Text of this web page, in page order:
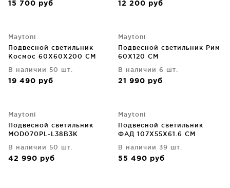
15 700 руб 12 200 руб
Maytoni
Подвесной светильник
Космос 60X60X200 CM
В наличии 50 шт.
19 490 руб
Maytoni
Подвесной светильник Рим
60X120 CM
В наличии 6 шт.
21 990 руб
Maytoni
Подвесной светильник
MOD070PL-L38B3K
В наличии 50 шт.
42 990 руб
Maytoni
Подвесной светильник
ФАД 107X55X61.6 CM
В наличии 39 шт.
55 490 руб